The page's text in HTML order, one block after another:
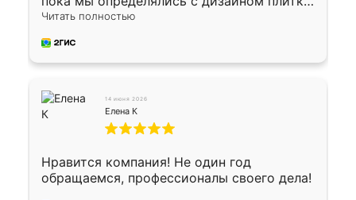
Исполнен заказ в срок, спасибо
предоплата наличкой 50%. Накануне с
водителем договорились о доставке в
Окончательный расчет при получении.
Огромная благодарность водителю, помог
выгрузить. Получили коробку плитки на
Осталось дело за малым-монтировать)))
Подарили два больших вазона трапеция
из архитектурного бетона-красота.
Читать полностью
14 июня 2026
Елена К
Нравится компания! Не один год
обращаемся, профессионалы своего дела!